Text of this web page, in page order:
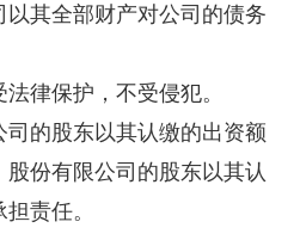
其全部财产对公司的债务
保护，不受侵犯。
的股东以其认缴的出资额
份有限公司的股东以其认
责任。